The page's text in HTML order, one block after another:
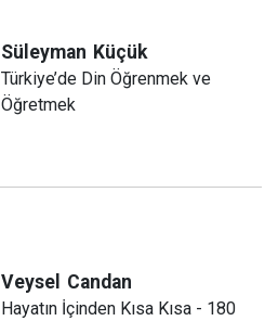
Süleyman Küçük
Türkiye’de Din Öğrenmek ve
Öğretmek
Veysel Candan
Hayatın İçinden Kısa Kısa - 180